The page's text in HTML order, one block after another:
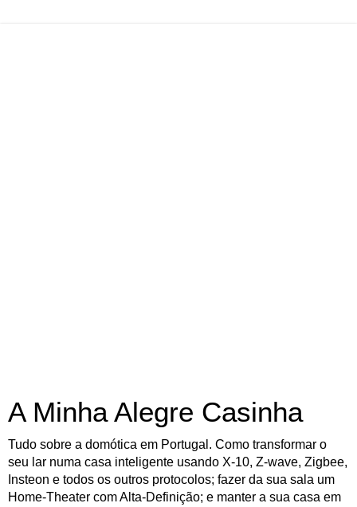
A Minha Alegre Casinha
Tudo sobre a domótica em Portugal. Como transformar o
seu lar numa casa inteligente usando X-10, Z-wave, Zigbee,
Insteon e todos os outros protocolos; fazer da sua sala um
Home-Theater com Alta-Definição; e manter a sua casa em